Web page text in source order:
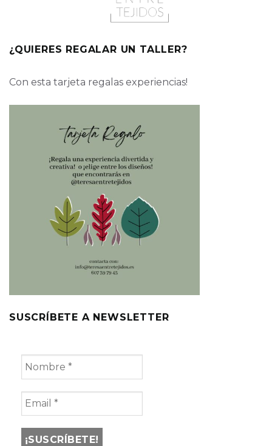
¿QUIERES REGALAR UN TALLER?
Con esta tarjeta regalas experiencias!
SUSCRÍBETE A NEWSLETTER